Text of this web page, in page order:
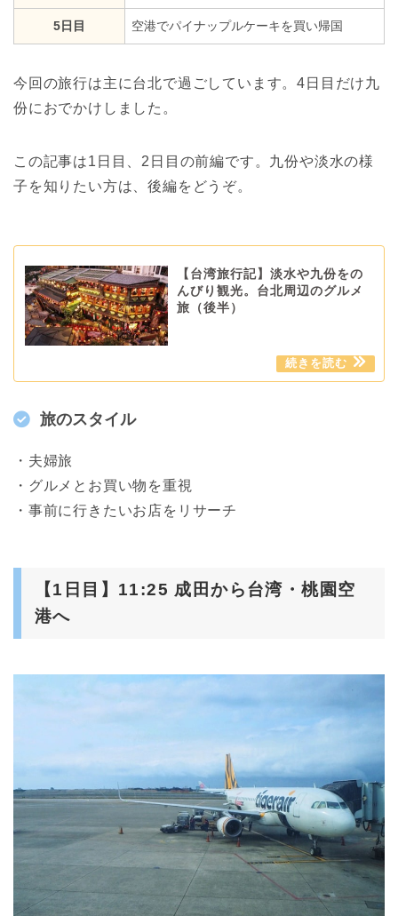
5日目 空港でパイナップルケーキを買い帰国
今回の旅行は主に台北で過ごしています。4日目だけ九
份におでかけしました。
この記事は1日目、2日目の前編です。九份や淡水の様
子を知りたい方は、後編をどうぞ。
【台湾旅行記】淡水や九份をの
んびり観光。台北周辺のグルメ
旅（後半）
旅のスタイル
・夫婦旅
・グルメとお買い物を重視
・事前に行きたいお店をリサーチ
【1日目】11:25 成田から台湾・桃園空
港へ